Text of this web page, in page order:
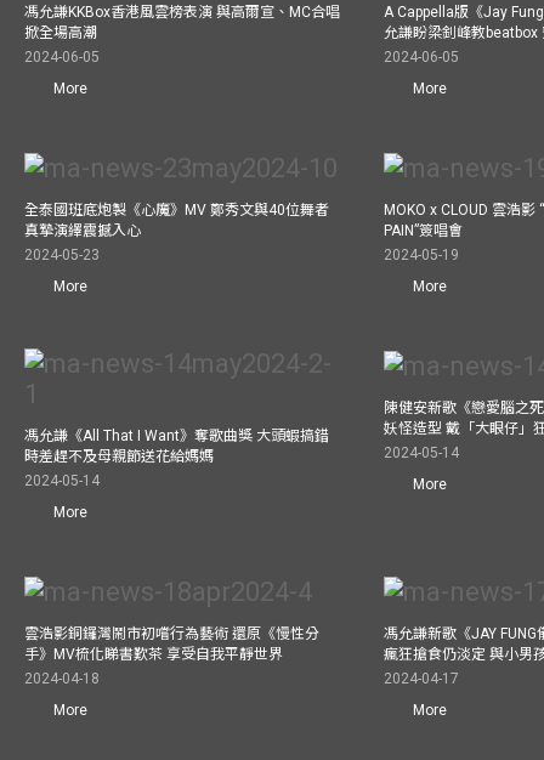
馮允謙KKBox香港風雲榜表演 與高爾宣、MC合唱
掀全場高潮
2024-06-05
More
A Cappella版《Jay
允謙盼梁釗峰教beatbox
2024-06-05
More
全泰國班底炮製《心魔》MV 鄭秀文與40位舞者
真摯演繹震撼入心
2024-05-23
More
MOKO x CLOUD 雲浩影
PAIN”簽唱會
2024-05-19
More
馮允謙《All That I Want》奪歌曲獎 大頭蝦搞錯
時差趕不及母親節送花給媽媽
2024-05-14
More
陳健安新歌《戀愛腦之
妖怪造型 戴「大眼仔」
2024-05-14
More
雲浩影銅鑼灣鬧市初嚐行為藝術 還原《慢性分
手》MV梳化睇書歎茶 享受自我平靜世界
2024-04-18
More
馮允謙新歌《JAY
瘋狂搶食仍淡定 與小男
2024-04-17
More